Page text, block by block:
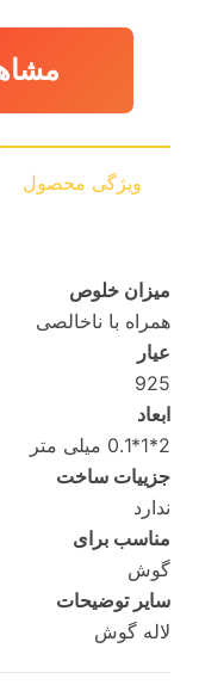
ویژگی محصول
میزان خلوص
همراه با ناخالصی
عیار
925
ابعاد
2*1*0.1 میلی متر
جزییات ساخت
ندارد
مناسب برای
گوش
سایر توضیحات
لاله گوش